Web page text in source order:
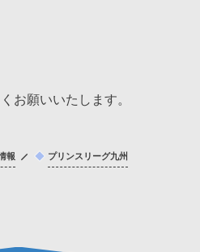
お願いいたします。
報 プリンスリーグ九州